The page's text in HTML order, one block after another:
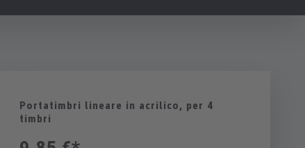
Portatimbri lineare in acrilico, per 4
timbri